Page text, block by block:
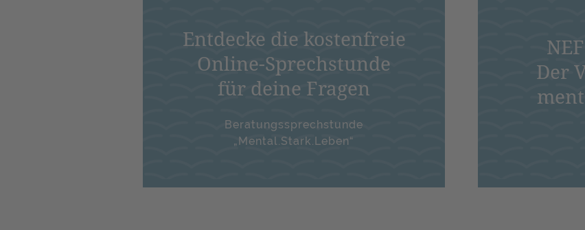
Entdecke die kostenfreie
Online-Sprechstunde
für deine Fragen
Beratungssprechstunde
„Mental.Stark.Leben“
Der